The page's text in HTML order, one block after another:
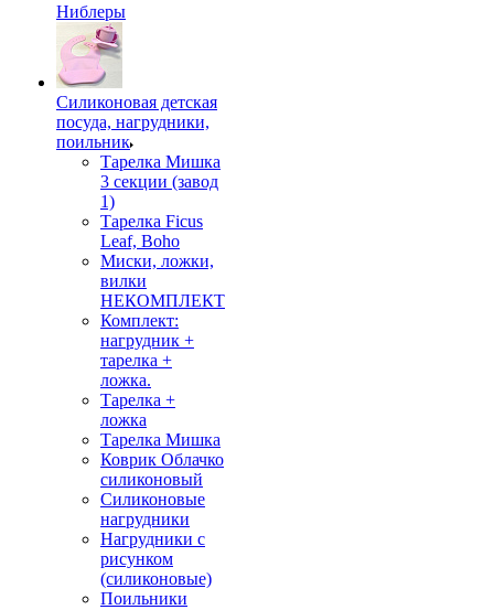
Ниблеры
Силиконовая детская
посуда, нагрудники,
поильник
Тарелка Мишка
3 секции (завод
1)
Тарелка Ficus
Leaf, Boho
Миски, ложки,
вилки
НЕКОМПЛЕКТ
Комплект:
нагрудник +
тарелка +
ложка.
Тарелка +
ложка
Тарелка Мишка
Коврик Облачко
силиконовый
Силиконовые
нагрудники
Нагрудники с
рисунком
(силиконовые)
Поильники